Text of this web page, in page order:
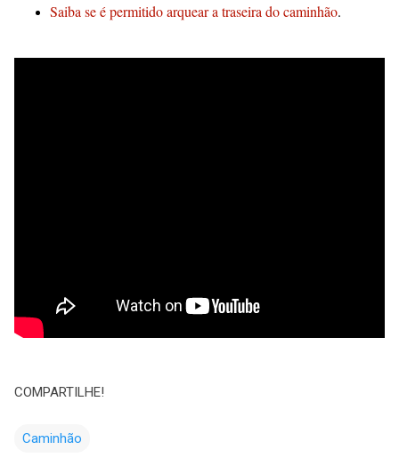
Saiba se é permitido arquear a traseira do caminhão.
COMPARTILHE!
Caminhão